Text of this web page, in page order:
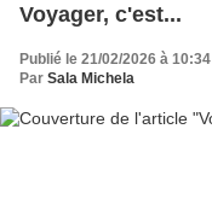
Voyager, c'est...
Publié le 21/02/2026 à 10:34
Par Sala Michela